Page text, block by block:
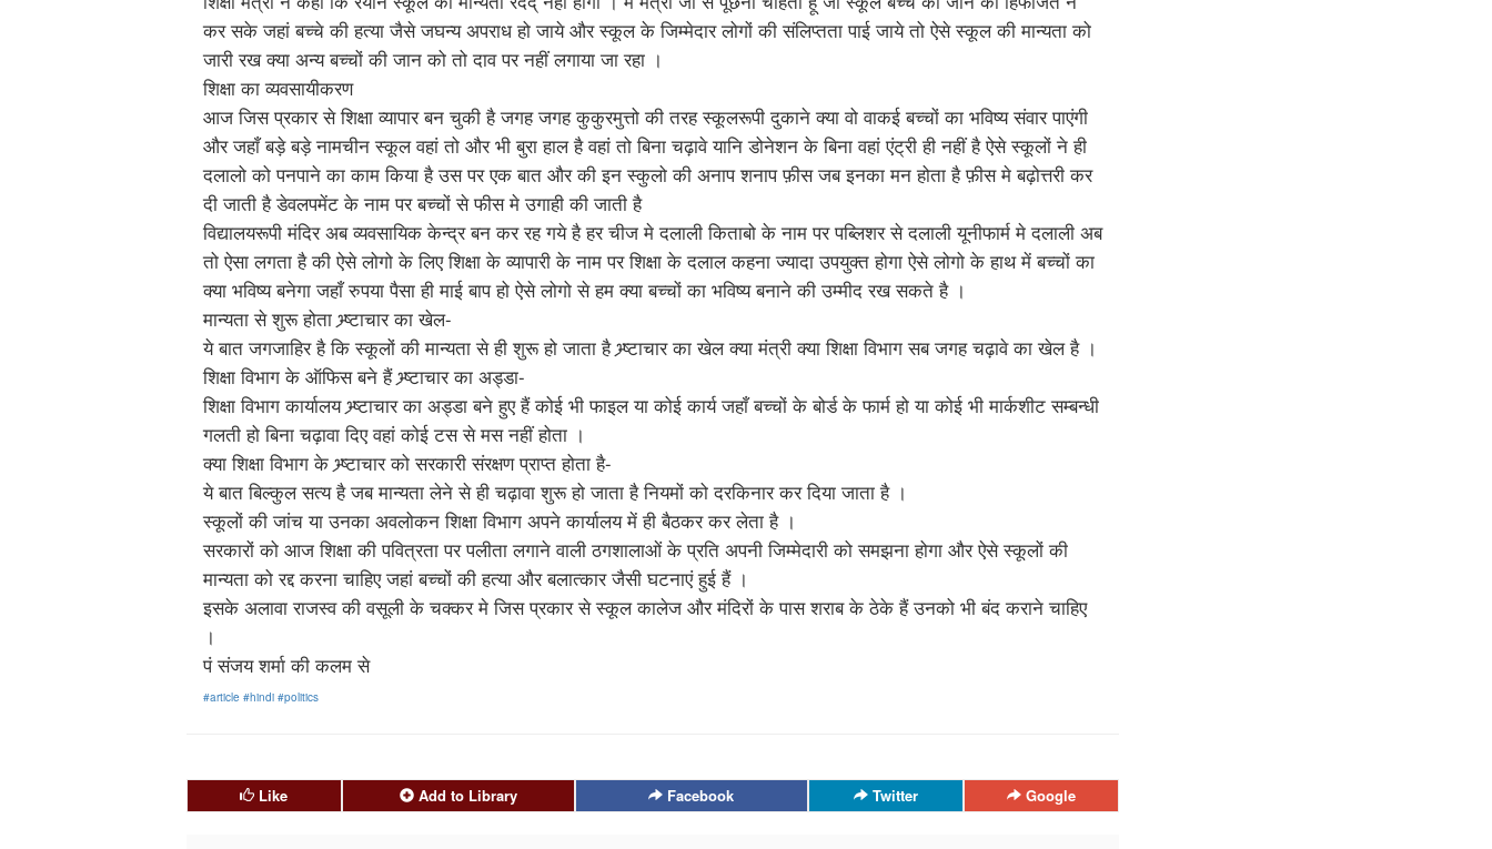
कर सके जहां बच्चे की हत्या जैसे जघन्य अपराध हो जाये और स्कूल के जिम्मेदार लोगों की संलिप्तता पाई जाये तो ऐसे स्कूल की मान्यता को
जारी रख क्या अन्य बच्चों की जान को तो दाव पर नहीं लगाया जा रहा ।
शिक्षा का व्यवसायीकरण
आज जिस प्रकार से शिक्षा व्यापार बन चुकी है जगह जगह कुकुरमुत्तो की तरह स्कूलरूपी दुकाने क्या वो वाकई बच्चों का भविष्य संवार पाएंगी
और जहाँ बड़े बड़े नामचीन स्कूल वहां तो और भी बुरा हाल है वहां तो बिना चढ़ावे यानि डोनेशन के बिना वहां एंट्री ही नहीं है ऐसे स्कूलों ने ही
दलालो को पनपाने का काम किया है उस पर एक बात और की इन स्कुलो की अनाप शनाप फ़ीस जब इनका मन होता है फ़ीस मे बढ़ोत्तरी कर
दी जाती है डेवलपमेंट के नाम पर बच्चों से फीस मे उगाही की जाती है
विद्यालयरूपी मंदिर अब व्यवसायिक केन्द्र बन कर रह गये है हर चीज मे दलाली किताबो के नाम पर पब्लिशर से दलाली यूनीफार्म मे दलाली अब
तो ऐसा लगता है की ऐसे लोगो के लिए शिक्षा के व्यापारी के नाम पर शिक्षा के दलाल कहना ज्यादा उपयुक्त होगा ऐसे लोगो के हाथ में बच्चों का
क्या भविष्य बनेगा जहाँ रुपया पैसा ही माई बाप हो ऐसे लोगो से हम क्या बच्चों का भविष्य बनाने की उम्मीद रख सकते है ।
मान्यता से शुरू होता भ्र्ष्टाचार का खेल-
ये बात जगजाहिर है कि स्कूलों की मान्यता से ही शुरू हो जाता है भ्र्ष्टाचार का खेल क्या मंत्री क्या शिक्षा विभाग सब जगह चढ़ावे का खेल है ।
शिक्षा विभाग के ऑफिस बने हैं भ्र्ष्टाचार का अड्डा-
शिक्षा विभाग कार्यालय भ्र्ष्टाचार का अड्डा बने हुए हैं कोई भी फाइल या कोई कार्य जहाँ बच्चों के बोर्ड के फार्म हो या कोई भी मार्कशीट सम्बन्धी
गलती हो बिना चढ़ावा दिए वहां कोई टस से मस नहीं होता ।
क्या शिक्षा विभाग के भ्र्ष्टाचार को सरकारी संरक्षण प्राप्त होता है-
ये बात बिल्कुल सत्य है जब मान्यता लेने से ही चढ़ावा शुरू हो जाता है नियमों को दरकिनार कर दिया जाता है ।
स्कूलों की जांच या उनका अवलोकन शिक्षा विभाग अपने कार्यालय में ही बैठकर कर लेता है ।
सरकारों को आज शिक्षा की पवित्रता पर पलीता लगाने वाली ठगशालाओं के प्रति अपनी जिम्मेदारी को समझना होगा और ऐसे स्कूलों की
मान्यता को रद्द करना चाहिए जहां बच्चों की हत्या और बलात्कार जैसी घटनाएं हुई हैं ।
इसके अलावा राजस्व की वसूली के चक्कर मे जिस प्रकार से स्कूल कालेज और मंदिरों के पास शराब के ठेके हैं उनको भी बंद कराने चाहिए
।
पं संजय शर्मा की कलम से
#article #hindi #politics
Like Add to Library Facebook Twitter Google